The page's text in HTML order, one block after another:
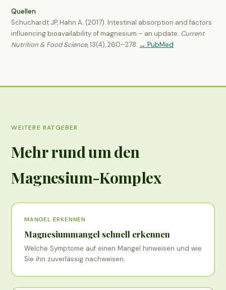
Quellen
Schuchardt JP, Hahn A. (2017). Intestinal absorption and factors
influencing bioavailability of magnesium – an update. Current
Nutrition & Food Science, 13(4), 260–278. → PubMed
WEITERE RATGEBER
Mehr rund um den
Magnesium-Komplex
MANGEL ERKENNEN
Magnesiummangel schnell erkennen
Welche Symptome auf einen Mangel hinweisen und wie
Sie ihn zuverlässig nachweisen.